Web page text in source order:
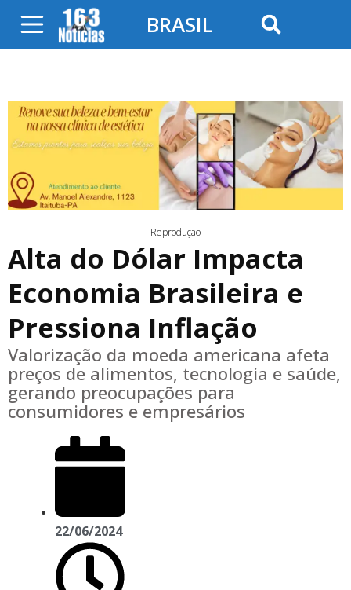
BRASIL
Reprodução
Alta do Dólar Impacta
Economia Brasileira e
Pressiona Inflação
Valorização da moeda americana afeta
preços de alimentos, tecnologia e saúde,
gerando preocupações para
consumidores e empresários
22/06/2024